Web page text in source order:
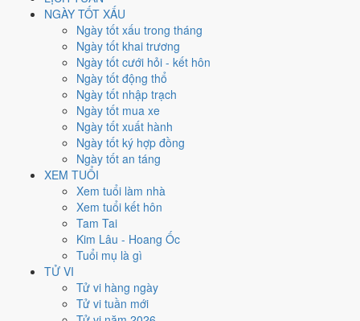
NGÀY TỐT XẤU
Ngày tốt xấu trong tháng
Ngày tốt khai trương
Ngày tốt cưới hỏi - kết hôn
Ngày tốt động thổ
Ngày tốt nhập trạch
Ngày tốt mua xe
Ngày tốt xuất hành
Ngày tốt ký hợp đồng
Ngày tốt an táng
XEM TUỔI
Xem tuổi làm nhà
Xem tuổi kết hôn
Tam Tai
Kim Lâu - Hoang Ốc
Tuổi mụ là gì
TỬ VI
Tử vi hàng ngày
Tử vi tuần mới
từng ngày, không phải chỉ đếm ngày Hoàng Đạo.
Tết Nguyên đán rơi vào5/2/2019. Về phong thủy, sao Ngũ Hoàng
hướng Tây Nam (Khôn)nên tránh động thổ hướng này.
Tỵ xung Thái Tuế, theo tục lệ thì nên làm lễ giải đầu năm.
Ngày tốt trở lên
Ngày bình thường
Ngày xấu
Năm 2019 là năm con gì, mệnh
gì?
Năm 2019 là năm Kỷ Hợi , Nạp Âm
Can Kỷ hành
Thổgặp Địa Chi Hợi hành